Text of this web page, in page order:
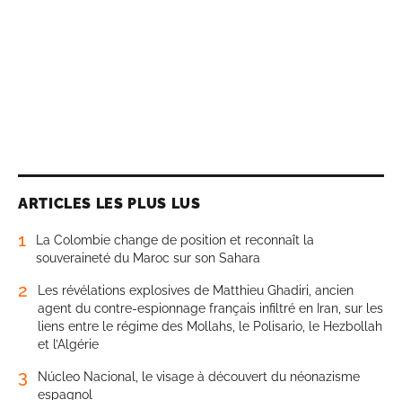
ARTICLES LES PLUS LUS
1
La Colombie change de position et reconnaît la
souveraineté du Maroc sur son Sahara
2
Les révélations explosives de Matthieu Ghadiri, ancien
agent du contre-espionnage français infiltré en Iran, sur les
liens entre le régime des Mollahs, le Polisario, le Hezbollah
et l’Algérie
3
Núcleo Nacional, le visage à découvert du néonazisme
espagnol